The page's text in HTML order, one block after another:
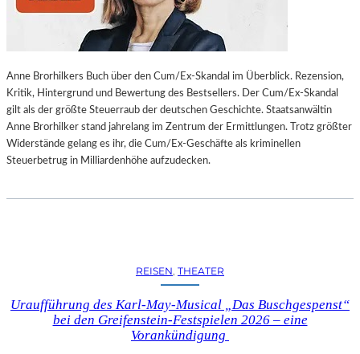
U
G
S
B
E
R
S
H
A
B
Anne Brorhilkers Buch über den Cum/Ex-Skandal im Überblick. Rezension,
Kritik, Hintergrund und Bewertung des Bestsellers. Der Cum/Ex-Skandal
gilt als der größte Steuerraub der deutschen Geschichte. Staatsanwältin
Anne Brorhilker stand jahrelang im Zentrum der Ermittlungen. Trotz größter
Widerstände gelang es ihr, die Cum/Ex-Geschäfte als kriminellen
Steuerbetrug in Milliardenhöhe aufzudecken.
REISEN, THEATER
Uraufführung des Karl-May-Musical „Das Buschgespenst“
bei den Greifenstein-Festspielen 2026 – eine
Vorankündigung